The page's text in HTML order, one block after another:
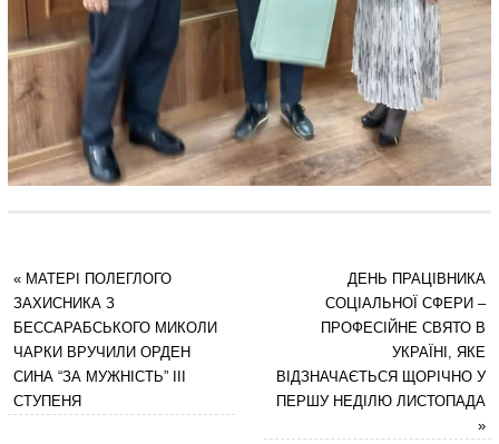
«МАТЕРІ ПОЛЕГЛОГО
ЗАХИСНИКА З
БЕССАРАБСЬКОГО МИКОЛИ
ЧАРКИ ВРУЧИЛИ ОРДЕН
СИНА “ЗА МУЖНІСТЬ” ІІІ
СТУПЕНЯ
ДЕНЬ ПРАЦІВНИКА
СОЦІАЛЬНОЇ СФЕРИ –
ПРОФЕСІЙНЕ СВЯТО В
УКРАЇНІ, ЯКЕ
ВІДЗНАЧАЄТЬСЯ ЩОРІЧНО У
ПЕРШУ НЕДІЛЮ ЛИСТОПАДА
»